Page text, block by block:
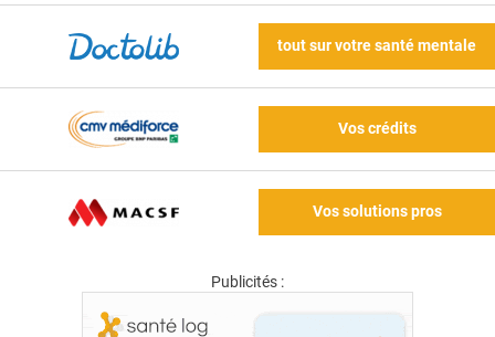
tout sur votre santé mentale
Vos crédits
Vos solutions pros
Publicités :